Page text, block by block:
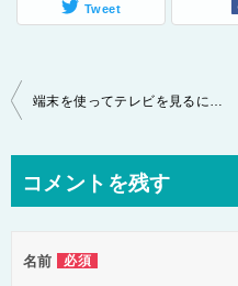
Tweet
投
ビ
ー
コメントを残す
名前 必須